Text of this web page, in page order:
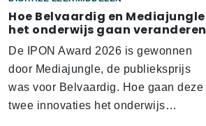
Hoe Belvaardig en Mediajungle
het onderwijs gaan veranderen
De IPON Award 2026 is gewonnen
door Mediajungle, de publieksprijs
was voor Belvaardig. Hoe gaan deze
twee innovaties het onderwijs…